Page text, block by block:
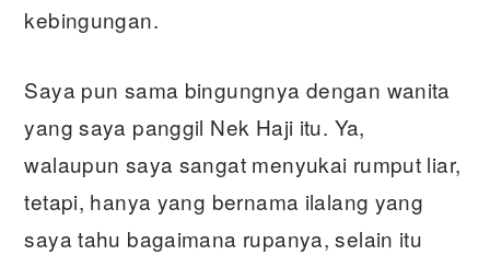
kebingungan.
Saya pun sama bingungnya dengan wanita
yang saya panggil Nek Haji itu. Ya,
walaupun saya sangat menyukai rumput liar,
tetapi, hanya yang bernama ilalang yang
saya tahu bagaimana rupanya, selain itu